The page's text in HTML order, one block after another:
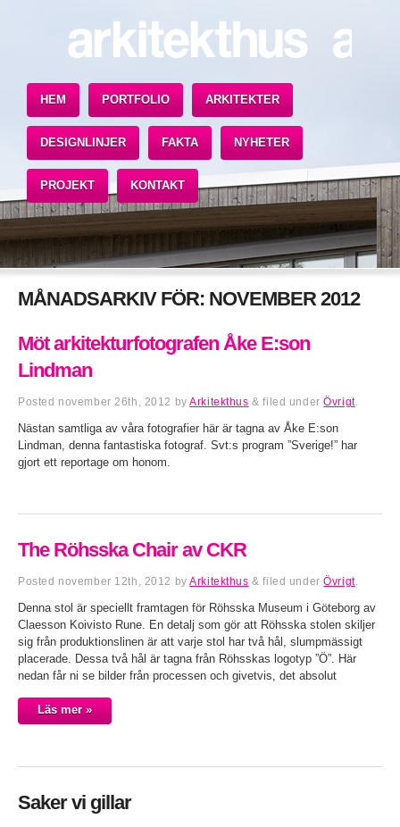
HEM PORTFOLIO ARKITEKTER
DESIGNLINJER FAKTA NYHETER
PROJEKT KONTAKT
MÅNADSARKIV FÖR: NOVEMBER 2012
Möt arkitekturfotografen Åke E:son
Lindman
Posted november 26th, 2012 byArkitekthus & filed underÖvrigt.
Nästan samtliga av våra fotografier här är tagna av Åke E:son
Lindman, denna fantastiska fotograf. Svt:s program ”Sverige!” har
gjort ett reportage om honom.
The Röhsska Chair av CKR
Posted november 12th, 2012 byArkitekthus & filed underÖvrigt.
Denna stol är speciellt framtagen för Röhsska Museum i Göteborg av
Claesson Koivisto Rune. En detalj som gör att Röhsska stolen skiljer
sig från produktionslinen är att varje stol har två hål, slumpmässigt
placerade. Dessa två hål är tagna från Röhsskas logotyp ”Ö”. Här
nedan får ni se bilder från processen och givetvis, det absolut
Läs mer »
Saker vi gillar